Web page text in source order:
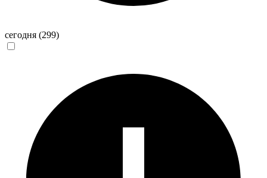
сегодня (299)